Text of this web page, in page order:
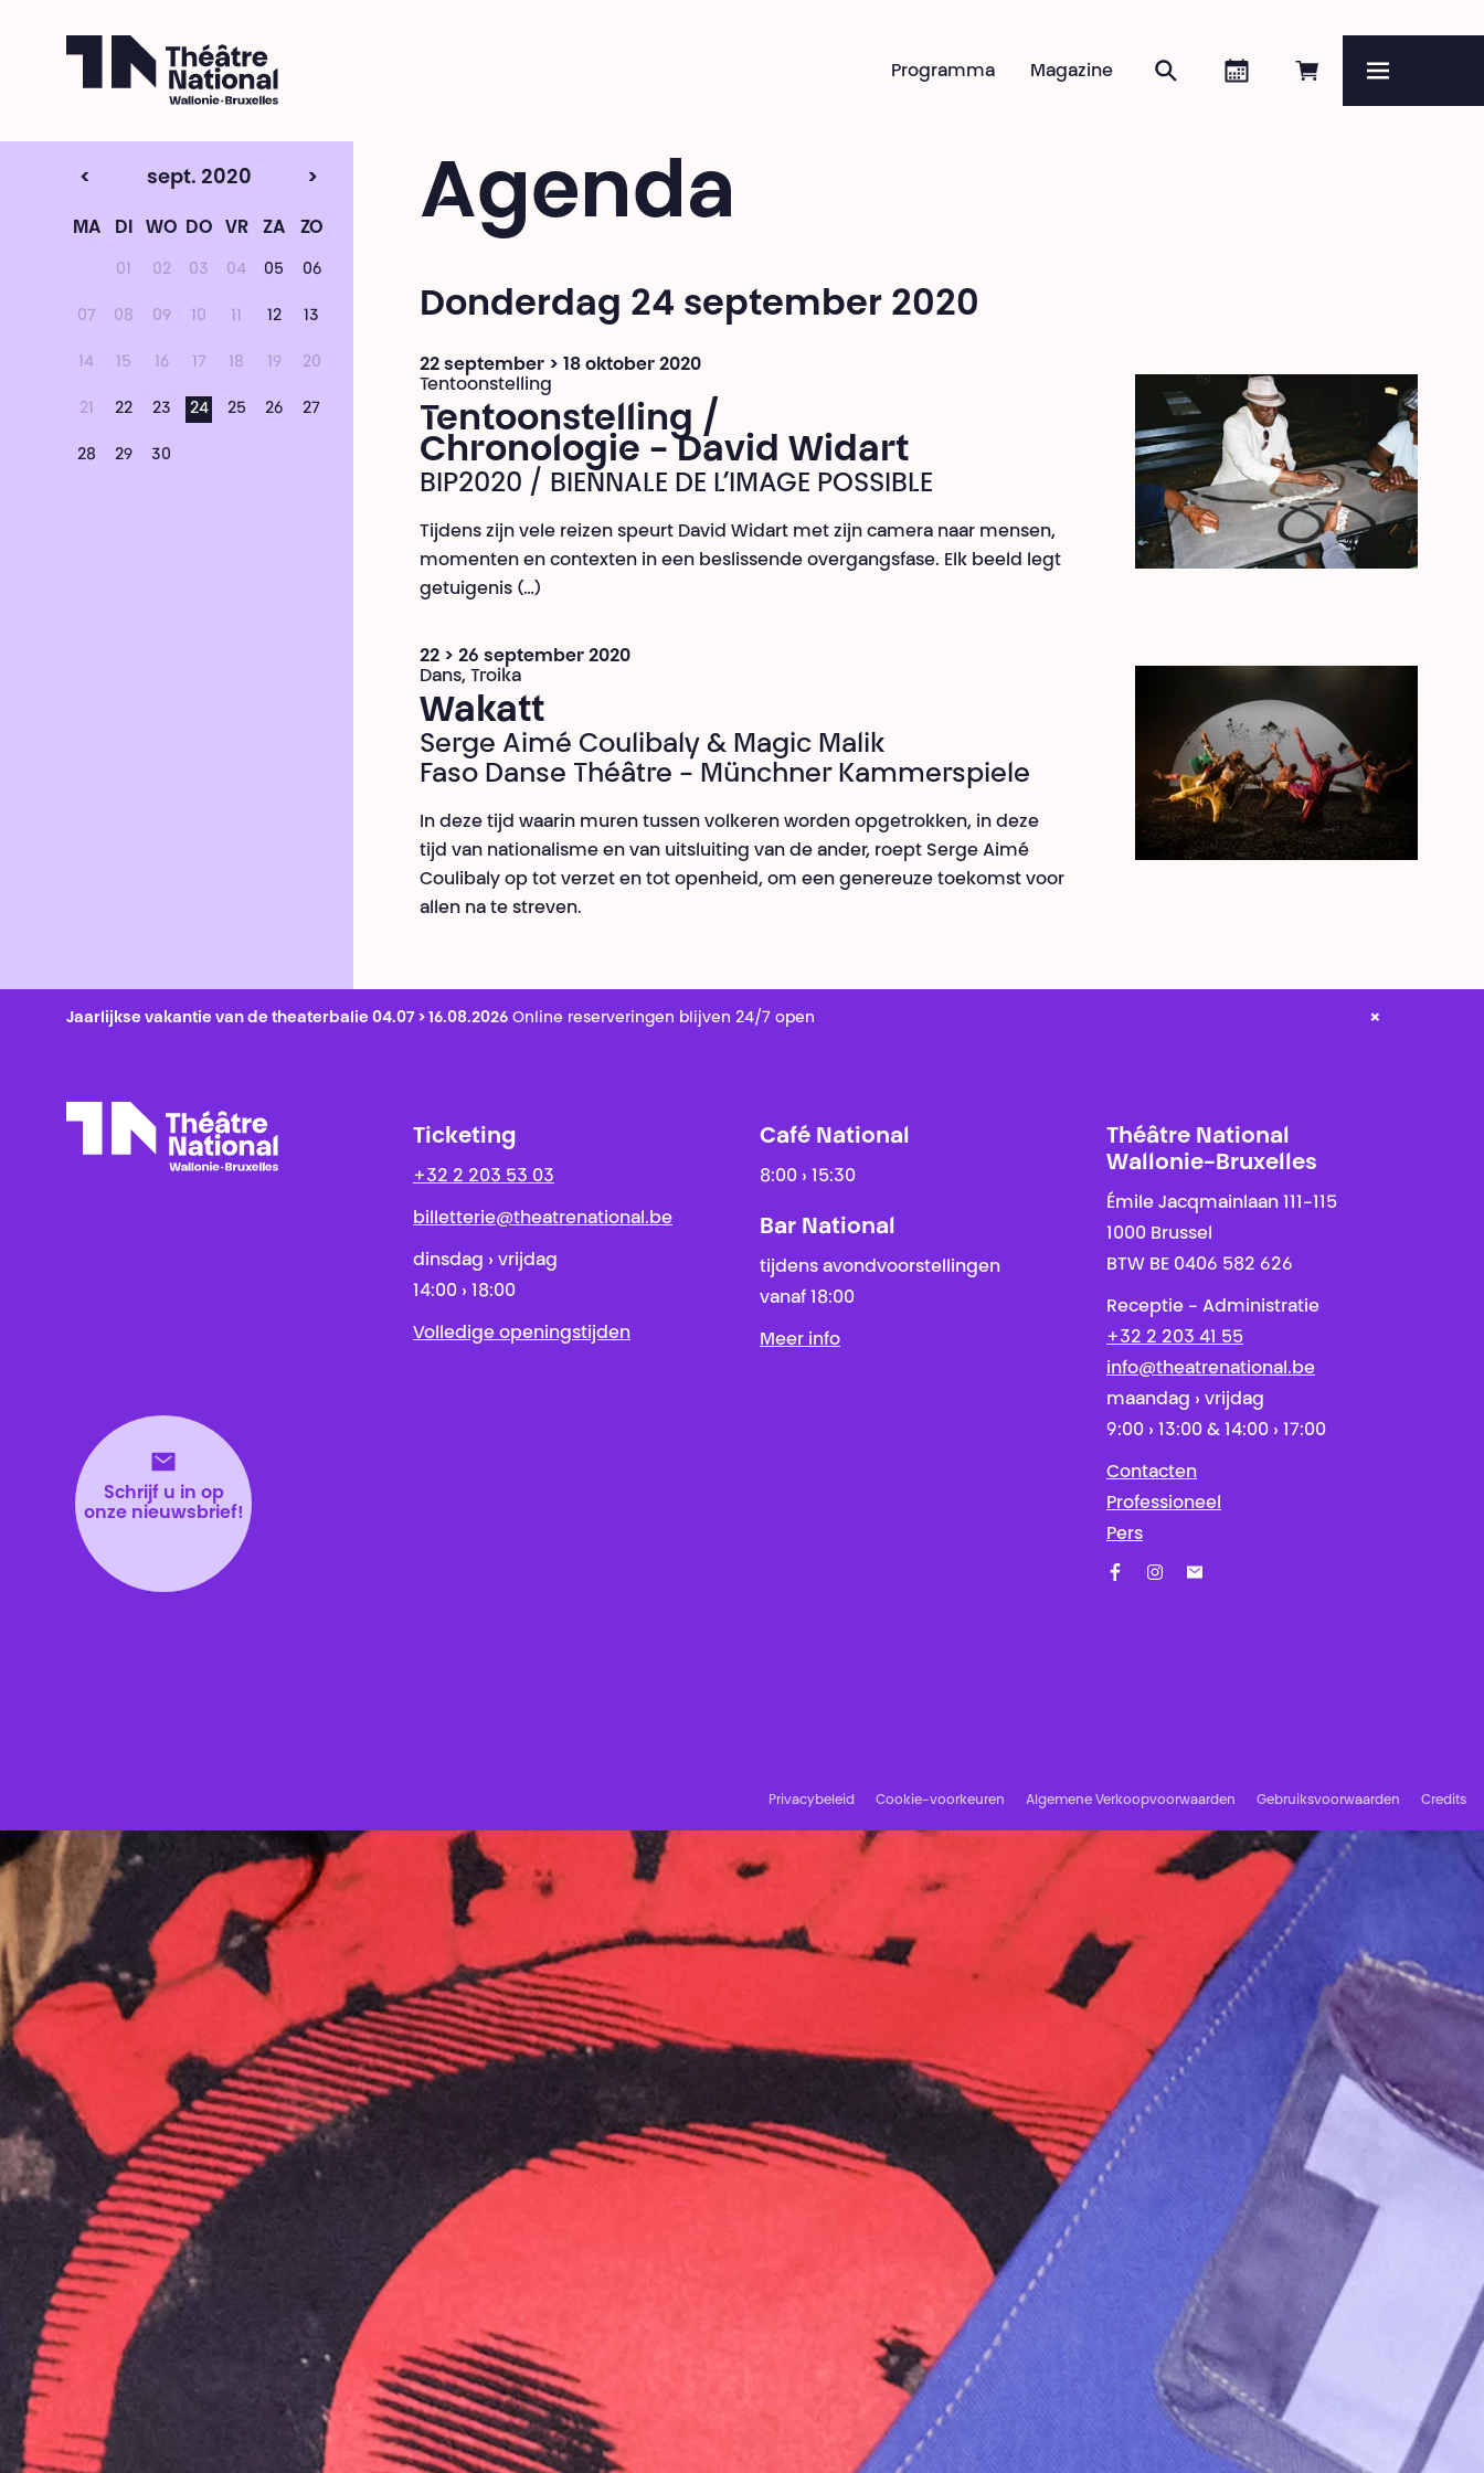
Online reserveren
Agenda
Zoeken
Magazine
Programma
Agenda
< sept. 2020 >
MA DI WO DO VR ZA ZO
01 02 03 04 05 06
07 08 09 10 11 12 13
14 15 16 17 18 19 20
21 22 23 24 25 26 27
28 29 30
Donderdag 24 september 2020
22 september > 18 oktober 2020
Tentoonstelling
Tentoonstelling /
Chronologie - David Widart
BIP2020 / BIENNALE DE L’IMAGE POSSIBLE
Tijdens zijn vele reizen speurt David Widart met zijn camera naar mensen,
momenten en contexten in een beslissende overgangsfase. Elk beeld legt
getuigenis (…)
22 > 26 september 2020
Dans, Troika
Wakatt
Serge Aimé Coulibaly & Magic Malik
Faso Danse Théâtre - Münchner Kammerspiele
In deze tijd waarin muren tussen volkeren worden opgetrokken, in deze
tijd van nationalisme en van uitsluiting van de ander, roept Serge Aimé
Coulibaly op tot verzet en tot openheid, om een genereuze toekomst voor
allen na te streven.
Jaarlijkse vakantie van de theaterbalie 04.07 > 16.08.2026 Online reserveringen blijven 24/7 open ×
Schrijf u in op
onze nieuwsbrief!
Ticketing
+32 2 203 53 03
billetterie@theatrenational.be
dinsdag › vrijdag
14:00 › 18:00
Volledige openingstijden
Café National
8:00 › 15:30
Bar National
tijdens avondvoorstellingen
vanaf 18:00
Meer info
Théâtre National
Wallonie-Bruxelles
Émile Jacqmainlaan 111-115
1000 Brussel
BTW BE 0406 582 626
Receptie - Administratie
+32 2 203 41 55
info@theatrenational.be
maandag › vrijdag
9:00 › 13:00 & 14:00 › 17:00
Contacten
Professioneel
Pers
Privacybeleid Cookie-voorkeuren Algemene Verkoopvoorwaarden Gebruiksvoorwaarden Credits